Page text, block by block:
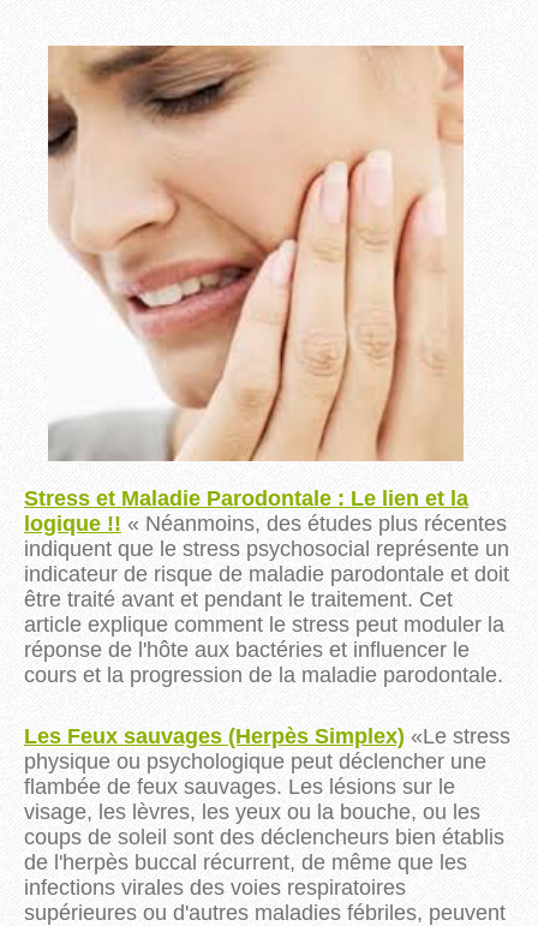
Stress et Maladie Parodontale : Le lien et la
logique !! « Néanmoins, des études plus récentes
indiquent que le stress psychosocial représente un
indicateur de risque de maladie parodontale et doit
être traité avant et pendant le traitement. Cet
article explique comment le stress peut moduler la
réponse de l'hôte aux bactéries et influencer le
cours et la progression de la maladie parodontale.
Les Feux sauvages (Herpès Simplex) «Le stress
physique ou psychologique peut déclencher une
flambée de feux sauvages. Les lésions sur le
visage, les lèvres, les yeux ou la bouche, ou les
coups de soleil sont des déclencheurs bien établis
de l'herpès buccal récurrent, de même que les
infections virales des voies respiratoires
supérieures ou d'autres maladies fébriles, peuvent